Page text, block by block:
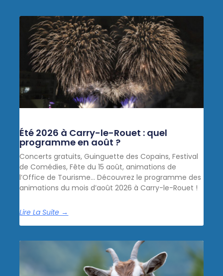
Été 2026 à Carry-le-Rouet : quel
programme en août ?
Concerts gratuits, Guinguette des Copains, Festival
de Comédies, Fête du 15 août, animations de
l’Office de Tourisme… Découvrez le programme des
animations du mois d’août 2026 à Carry-le-Rouet !
Lire La Suite →